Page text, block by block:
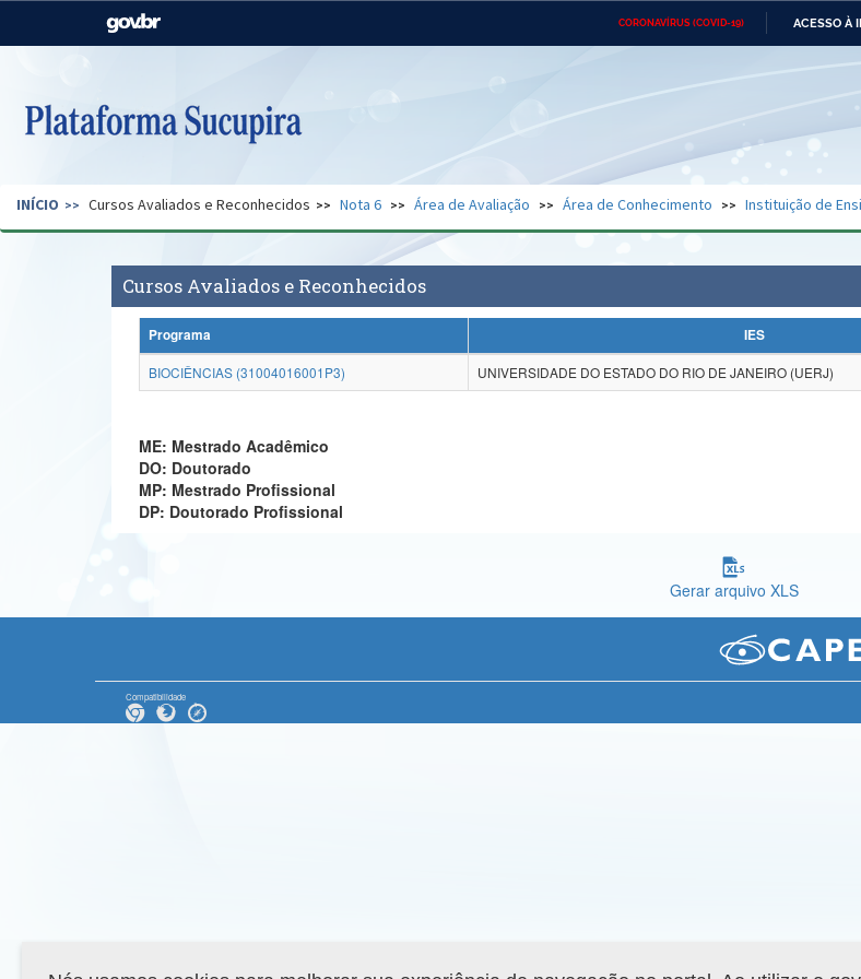
CORONAVÍRUS (COVID-19) ACESSO À
Casa Civil Ministério das
Pecuária e Abastecimento
Ministério do Desenvolvimento
Regional
Secretaria de Governo Gabinete de Segurança Advocacia-Geral da União Banco Central do
INÍCIO Cursos Avaliados e Reconhecidos Nota 6 Área de Avaliação Área de Conhecimento Instituição de
Cursos Avaliados e Reconhecidos
Programa IES
BIOCIÊNCIAS (31004016001P3)
UNIVERSIDADE DO ESTADO DO RIO DE JANEIRO (UERJ)
ME: Mestrado Acadêmico
DO: Doutorado
MP: Mestrado Profissional
DP: Doutorado Profissional
Gerar arquivo XLS
Compatibilidade